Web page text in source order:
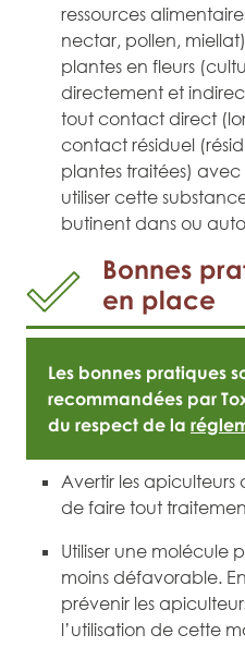
ressources
nectar, pollen,
plantes en fleurs
directement et
tout contact direct
contact résiduel
plantes traitées) avec
utiliser cette
butinent dans ou
Bonnes
en place
Les bonnes pratiques
recommandées par
du respect de la
Avertir les
de faire tout
Utiliser une molécule
moins défavorable.
prévenir les
l’utilisation de cette